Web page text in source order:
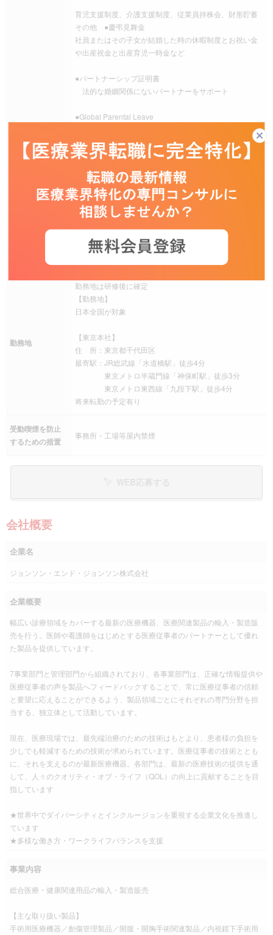
育児支援制度、介護支援制度、従業員持株会、財形貯蓄
その他 ●慶弔見舞金
社員またはその子女が結婚した時の休暇制度とお祝い金
や出産祝金と出産育児一時金など
●パートナーシップ証明書
法的な婚姻関係にないパートナーをサポート
●Global Parental Leave
子どもが満1歳までの間に取得した育児休業期間の内、
最大12週間、ベースサラリーの金額が補償されます。
未就学児の子育てに対して最大7年間、年30万円まで補
助します
●ホームヘルパー費用補助
要介護状態にある家族の介護のために支払ったホーム
ヘルパー費用のうち、年間30万円までを限度として支給
勤務地
勤務地は研修後に確定
【勤務地】
日本全国が対象
【東京本社】
住 所：東京都千代田区
最寄駅：JR総武線「水道橋駅」徒歩4分
東京メトロ半蔵門線「神保町駅」徒歩3分
東京メトロ東西線「九段下駅」徒歩4分
将来転勤の予定有り
受動喫煙を防止
するための措置
事務所・工場等屋内禁煙
会社概要
企業名
ジョンソン・エンド・ジョンソン株式会社
企業概要
幅広い診療領域をカバーする最新の医療機器、医療関連製品の輸入・製造販
売を行う。医師や看護師をはじめとする医療従事者のパートナーとして優れ
た製品を提供しています。
7事業部門と管理部門から組織されており、各事業部門は、正確な情報提供や
医療従事者の声を製品へフィードバックすることで、常に医療従事者の信頼
と要望に応えることができるよう、製品領域ごとにそれぞれの専門分野を担
当する、独立体として活動しています。
現在、医療現場では、最先端治療のための技術はもとより、患者様の負担を
少しでも軽減するための技術が求められています。医療従事者の技術ととも
に、それを支えるのが最新医療機器。各部門は、最新の医療技術の提供を通
して、人々のクオリティ・オブ・ライフ（QOL）の向上に貢献することを目
指しています
★世界中でダイバーシティとインクルージョンを重視する企業文化を推進し
ています
★多様な働き方・ワークライフバランスを支援
事業内容
総合医療・健康関連用品の輸入・製造販売
【主な取り扱い製品】
手術用医療機器／創傷管理製品／開腹・開胸手術関連製品／内視鏡下手術用